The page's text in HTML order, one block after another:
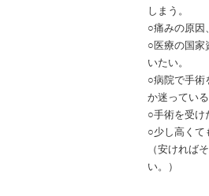
しまう。
○痛みの原因
○医療の国家
いたい。
○病院で手術
か迷っている
○手術を受け
○少し高くて
（安ければ
い。）